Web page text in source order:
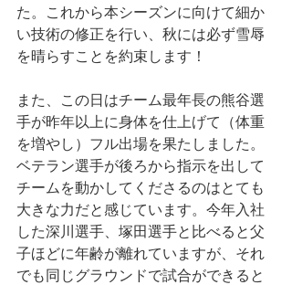
た。これから本シーズンに向けて細か
い技術の修正を行い、秋には必ず雪辱
を晴らすことを約束します！
また、この日はチーム最年長の熊谷選
手が昨年以上に身体を仕上げて（体重
を増やし）フル出場を果たしました。
ベテラン選手が後ろから指示を出して
チームを動かしてくださるのはとても
大きな力だと感じています。今年入社
した深川選手、塚田選手と比べると父
子ほどに年齢が離れていますが、それ
でも同じグラウンドで試合ができると